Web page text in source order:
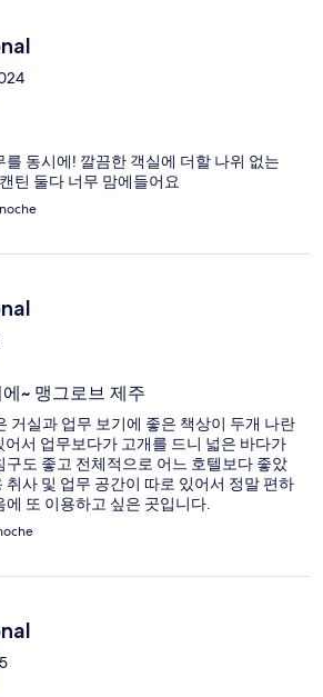
동시에! 깔끔한 객실에 더할 나위 없는
틴 둘다 너무 맘에들어요
~ 맹그로브 제주
거실과 업무 보기에 좋은 책상이 두개 나란
서 업무보다가 고개를 드니 넓은 바다가
구도 좋고 전체적으로 어느 호텔보다 좋았
취사 및 업무 공간이 따로 있어서 정말 편하
또 이용하고 싶은 곳입니다.